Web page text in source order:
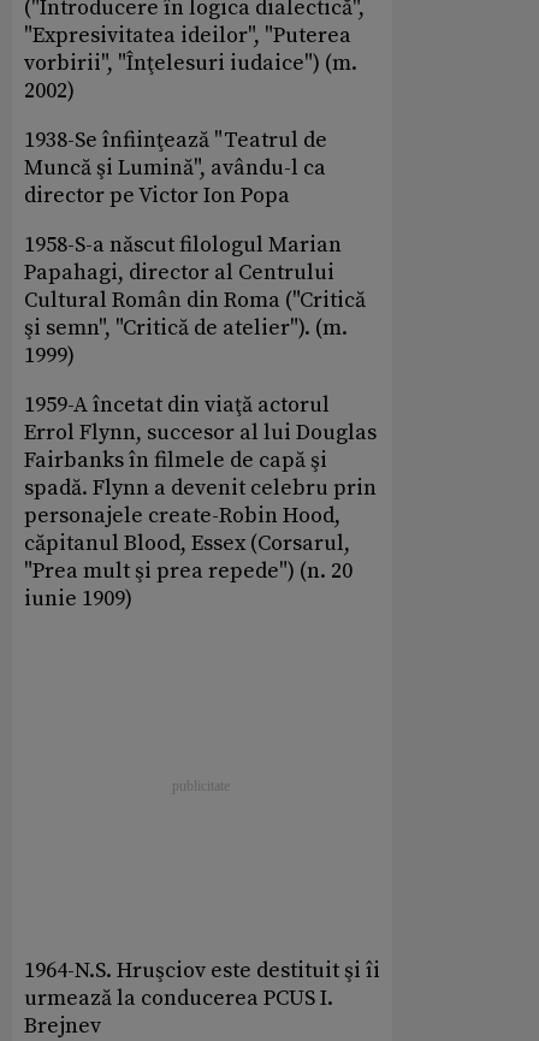
("Introducere în logica dialectică",
"Expresivitatea ideilor", "Puterea
vorbirii", "Înţelesuri iudaice") (m.
2002)
1938-Se înfiinţează "Teatrul de
Muncă şi Lumină", avându-l ca
director pe Victor Ion Popa
1958-S-a născut filologul Marian
Papahagi, director al Centrului
Cultural Român din Roma ("Critică
şi semn", "Critică de atelier"). (m.
1999)
1959-A încetat din viaţă actorul
Errol Flynn, succesor al lui Douglas
Fairbanks în filmele de capă şi
spadă. Flynn a devenit celebru prin
personajele create-Robin Hood,
căpitanul Blood, Essex (Corsarul,
"Prea mult şi prea repede") (n. 20
iunie 1909)
1964-N.S. Hruşciov este destituit şi îi
urmează la conducerea PCUS I.
Brejnev